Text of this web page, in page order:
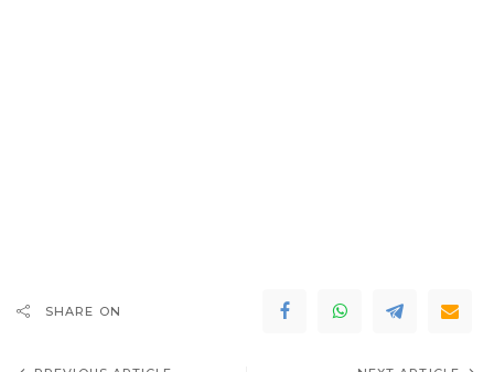
SHARE ON